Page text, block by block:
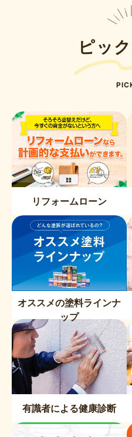
ピッ
リフォームローン
オススメの塗料ラインナ
ップ
有識者による健康診断